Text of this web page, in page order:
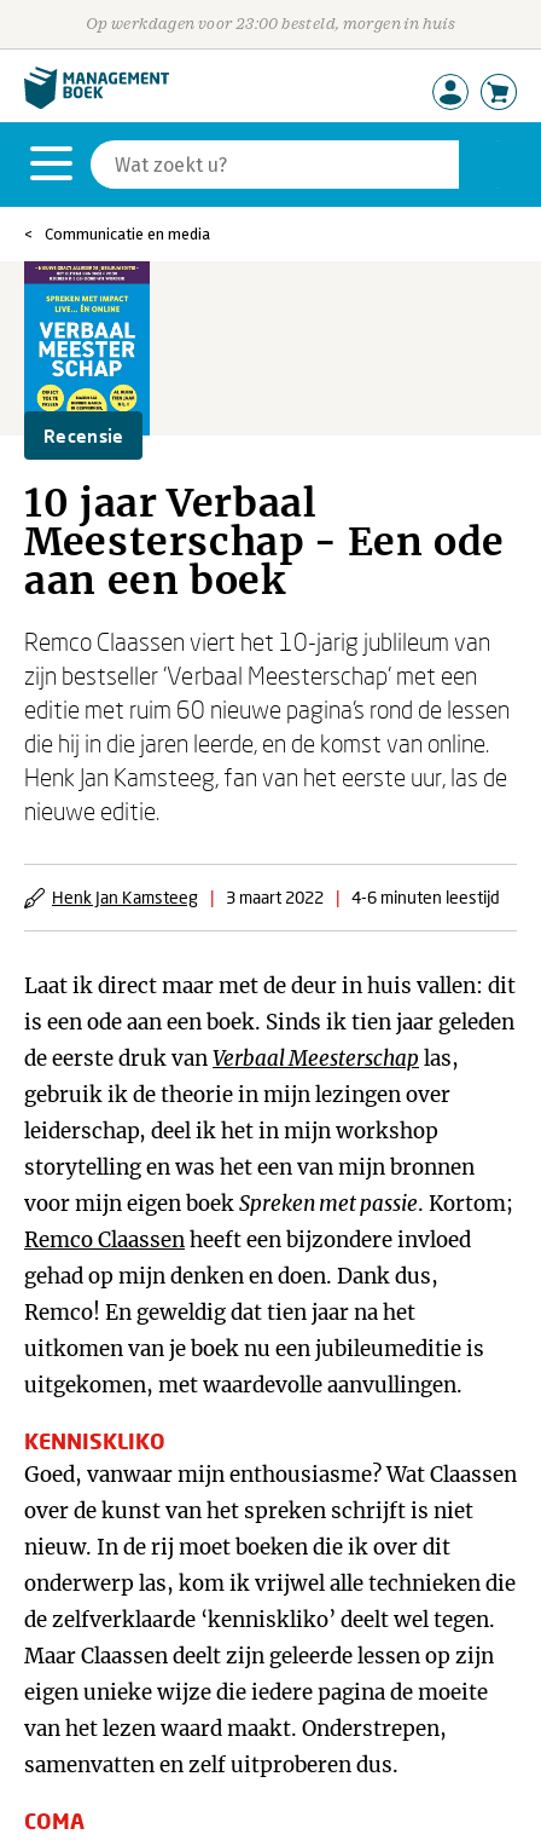
Op werkdagen voor 23:00 besteld, morgen in huis
Communicatie en media
Recensie
10 jaar Verbaal
Meesterschap - Een ode
aan een boek
Remco Claassen viert het 10-jarig jublileum van
zijn bestseller 'Verbaal Meesterschap' met een
editie met ruim 60 nieuwe pagina's rond de lessen
die hij in die jaren leerde, en de komst van online.
Henk Jan Kamsteeg, fan van het eerste uur, las de
nieuwe editie.
Henk Jan Kamsteeg | 3 maart 2022 | 4-6 minuten leestijd
Laat ik direct maar met de deur in huis vallen: dit
is een ode aan een boek. Sinds ik tien jaar geleden
de eerste druk vanVerbaal Meesterschap las,
gebruik ik de theorie in mijn lezingen over
leiderschap, deel ik het in mijn workshop
storytelling en was het een van mijn bronnen
voor mijn eigen boekSpreken met passie. Kortom;
Remco Claassenheeft een bijzondere invloed
gehad op mijn denken en doen. Dank dus,
Remco! En geweldig dat tien jaar na het
uitkomen van je boek nu een jubileumeditie is
uitgekomen, met waardevolle aanvullingen.
KENNISKLIKO
Goed, vanwaar mijn enthousiasme? Wat Claassen
over de kunst van het spreken schrijft is niet
nieuw. In de rij moet boeken die ik over dit
onderwerp las, kom ik vrijwel alle technieken die
de zelfverklaarde ‘kenniskliko’ deelt wel tegen.
Maar Claassen deelt zijn geleerde lessen op zijn
eigen unieke wijze die iedere pagina de moeite
van het lezen waard maakt. Onderstrepen,
samenvatten en zelf uitproberen dus.
COMA